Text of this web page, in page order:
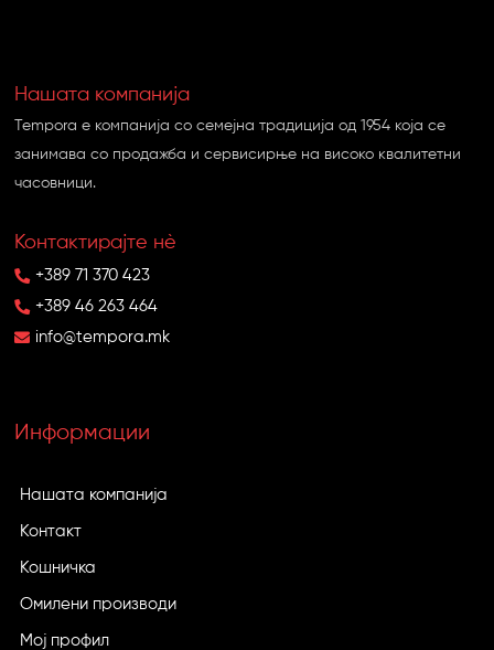
Нашата компанија
Tempora e компанија со семејна традиција од 1954 која се
занимава со продажба и сервисирње на високо квалитетни
часовници.
Контактирајте нѐ
+389 71 370 423
+389 46 263 464
info@tempora.mk
Информации
Нашата компанија
Контакт
Кошничка
Омилени производи
Мој профил